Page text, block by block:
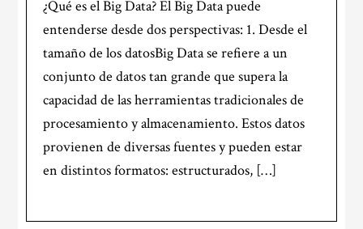
¿Qué es el Big Data? El Big Data puede
entenderse desde dos perspectivas: 1. Desde el
tamaño de los datosBig Data se refiere a un
conjunto de datos tan grande que supera la
capacidad de las herramientas tradicionales de
procesamiento y almacenamiento. Estos datos
provienen de diversas fuentes y pueden estar
en distintos formatos: estructurados, […]